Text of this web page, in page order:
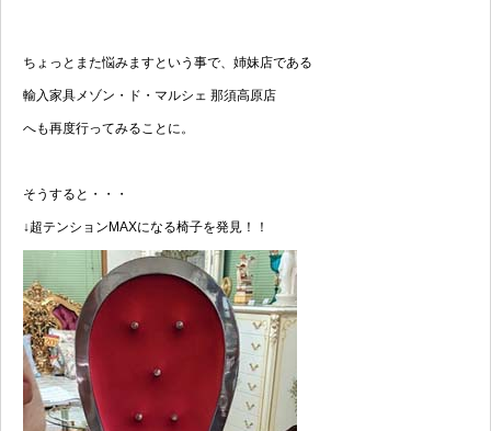
ちょっとまた悩みますという事で、姉妹店である
輸入家具メゾン・ド・マルシェ 那須高原店
へも再度行ってみることに。
そうすると・・・
↓超テンションMAXになる椅子を発見！！